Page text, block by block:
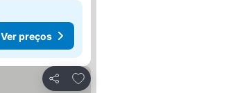
Ver preços
Partilhar
Adicionar aos favoritos